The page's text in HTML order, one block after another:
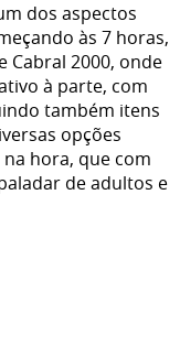
dos aspectos
às 7 horas,
Cabral 2000, onde
à parte, com
também itens
opções
hora, que com
de adultos e